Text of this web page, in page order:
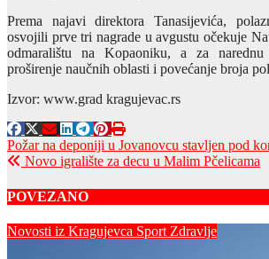
Prema najavi direktora Tanasijevića,
osvojili prve tri nagrade u avgustu očekuje
odmaralištu na Kopaoniku, a za
proširenje naučnih oblasti i povećanje broja
Izvor: www.grad kragujevac.rs
Post
navigation
Požar na deponiji u Jovanovcu stavljen pod
Novo igralište za decu u Malim Pčelicama
POVEZANO
Novosti iz Kragujevca Sport Zdravlje